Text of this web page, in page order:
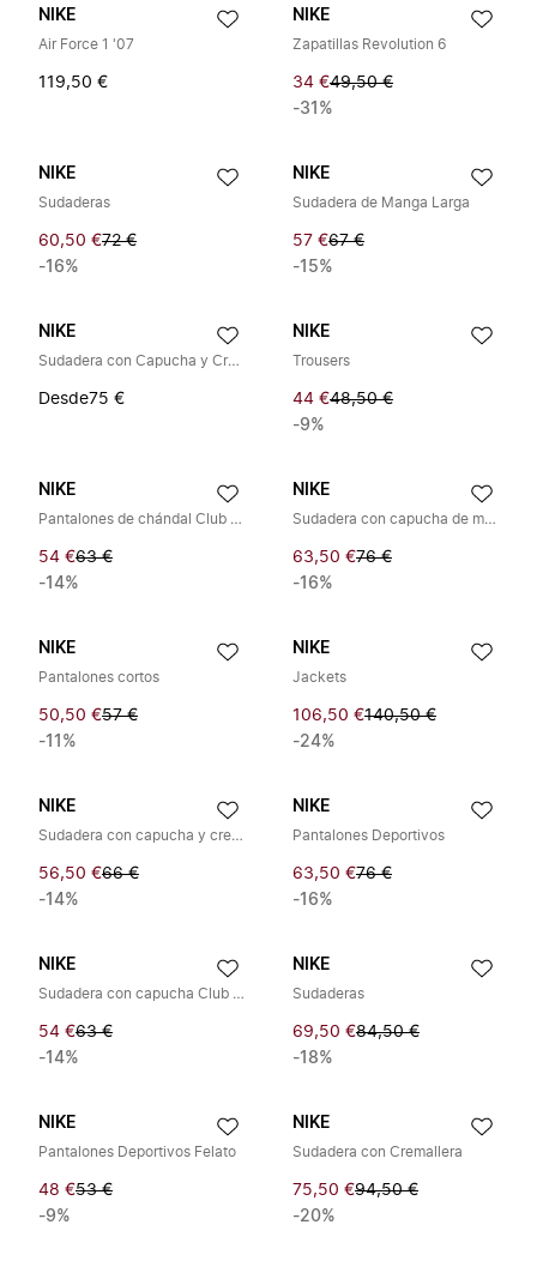
NIKE
Air Force 1 '07
119,50 €
NIKE
Zapatillas Revolution 6
34 €49,50 €
-31%
NIKE
Sudaderas
60,50 €72 €
-16%
NIKE
Sudadera de Manga Larga
57 €67 €
-15%
NIKE
Sudadera con Capucha y Cremallera Completa Club Fleece con Logotipo Swoosh en la Manga
Desde75 €
NIKE
Trousers
44 €48,50 €
-9%
NIKE
Pantalones de chándal Club Fleece
54 €63 €
-14%
NIKE
Sudadera con capucha de manga larga
63,50 €76 €
-16%
NIKE
Pantalones cortos
50,50 €57 €
-11%
NIKE
Jackets
106,50 €140,50 €
-24%
NIKE
Sudadera con capucha y cremallera completa Club Fleece
56,50 €66 €
-14%
NIKE
Pantalones Deportivos
63,50 €76 €
-16%
NIKE
Sudadera con capucha Club Fleece
54 €63 €
-14%
NIKE
Sudaderas
69,50 €84,50 €
-18%
NIKE
Pantalones Deportivos Felato
48 €53 €
-9%
NIKE
Sudadera con Cremallera
75,50 €94,50 €
-20%